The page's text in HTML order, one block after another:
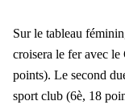
Sur le tableau
croisera le fer avec
points). Le second
sport club (6è, 18